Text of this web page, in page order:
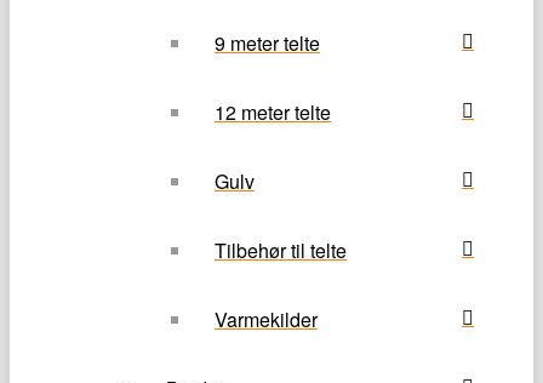
9 meter telte
12 meter telte
Gulv
Tilbehør til telte
Varmekilder